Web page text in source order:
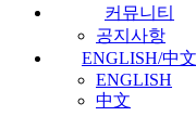
커뮤니티
공지사항
ENGLISH/中文
ENGLISH
中文